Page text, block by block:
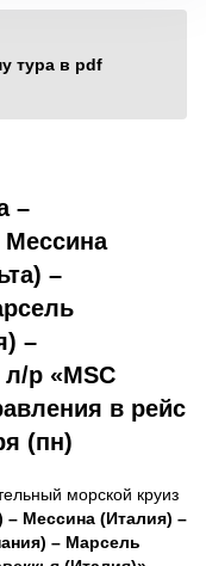
тура в pdf
–
Мессина
–
–
р «MSC
в рейс
(пн)
морской круиз
– Мессина (Италия) –
– Марсель